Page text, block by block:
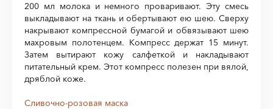
200 мл молока и немного проваривают. Эту смесь
выкладывают на ткань и обертывают ею шею. Сверху
накрывают компрессной бумагой и обвязывают шею
махровым полотенцем. Компресс держат 15 минут.
Затем вытирают кожу салфеткой и накладывают
питательный крем. Этот компресс полезен при вялой,
дряблой коже.
Сливочно-розовая маска